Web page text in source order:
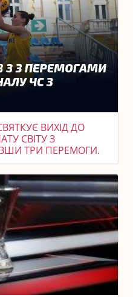
ВИХІД ДО
СВІТУ З
ТРИ ПЕРЕМОГИ.